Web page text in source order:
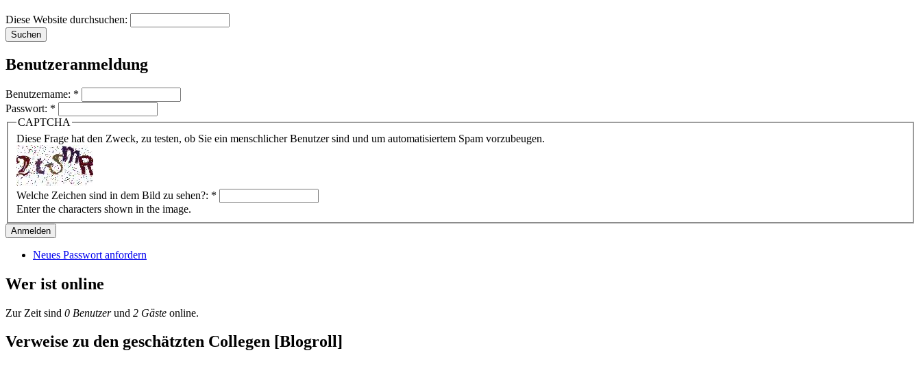
Diese Website durchsuchen:
Benutzeranmeldung
Benutzername: *
Passwort: *
CAPTCHA
Diese Frage hat den Zweck, zu testen, ob Sie ein menschlicher Benutzer sind und um automatisiertem Spam vorzubeugen.
Welche Zeichen sind in dem Bild zu sehen?: *
Enter the characters shown in the image.
Neues Passwort anfordern
Wer ist online
Zur Zeit sind 0 Benutzerund 2 Gäste online.
Verweise zu den geschätzten Collegen [Blogroll]